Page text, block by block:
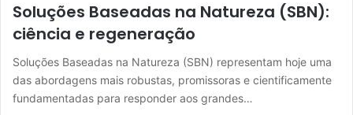
Soluções Baseadas na Natureza (SBN):
ciência e regeneração
Soluções Baseadas na Natureza (SBN) representam hoje uma
das abordagens mais robustas, promissoras e cientificamente
fundamentadas para responder aos grandes…